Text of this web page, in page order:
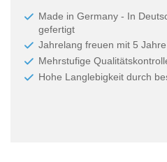
Made in Germany - In
gefertigt
Jahrelang freuen mit 5
Mehrstufige
Hohe Langlebigkeit durch